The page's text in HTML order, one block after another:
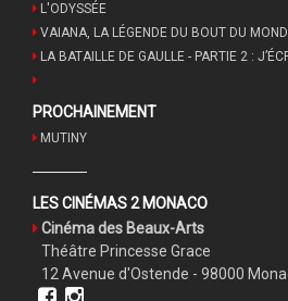
L'ODYSSÉE
VAIANA, LA LÉGENDE DU BOUT DU
LA BATAILLE DE GAULLE - PARTIE 2 :
PROCHAINEMENT
MUTINY
LES CINÉMAS 2 MONACO
Cinéma des Beaux-Arts
Théâtre Princesse Grace
12 Avenue d'Ostende - 98000